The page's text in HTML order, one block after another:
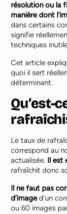
résolution ou la
manière dont
dans certains
signifie
techniques
Cet article
quoi il sert
déterminant.
Qu’est-
Le taux de
correspond au
actualisée. Il est
rafraîchit donc
Il ne faut pas
d’imaged’un
ou 60 images